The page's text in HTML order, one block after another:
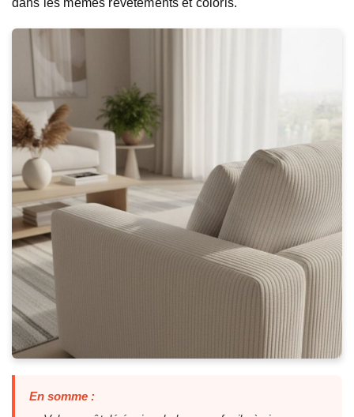
En somme :